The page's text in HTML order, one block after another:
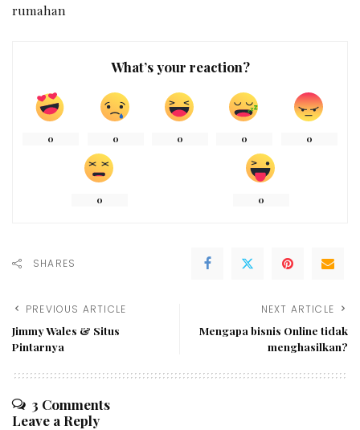
rumahan
What’s your reaction?
0 0 0 0 0
0 0
SHARES
PREVIOUS ARTICLE
Jimmy Wales & Situs
Pintarnya
NEXT ARTICLE
Mengapa bisnis Online tidak
menghasilkan?
3 Comments
Leave a Reply